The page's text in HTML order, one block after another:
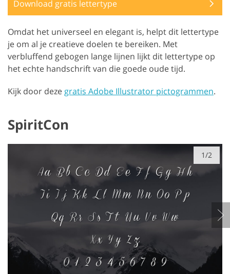
Download gratis lettertype
Omdat het universeel en elegant is, helpt dit lettertype
je om al je creatieve doelen te bereiken. Met
verbluffend gebogen lange lijnen lijkt dit lettertype op
het echte handschrift van die goede oude tijd.
Kijk door dezegratis Adobe Illustrator pictogrammen.
SpiritCon
1/2